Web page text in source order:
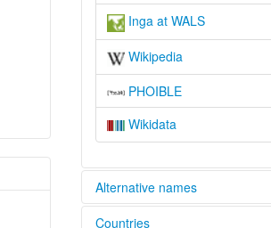
Inga at WALS
Wikipedia
PHOIBLE
Wikidata
Alternative names
Countries